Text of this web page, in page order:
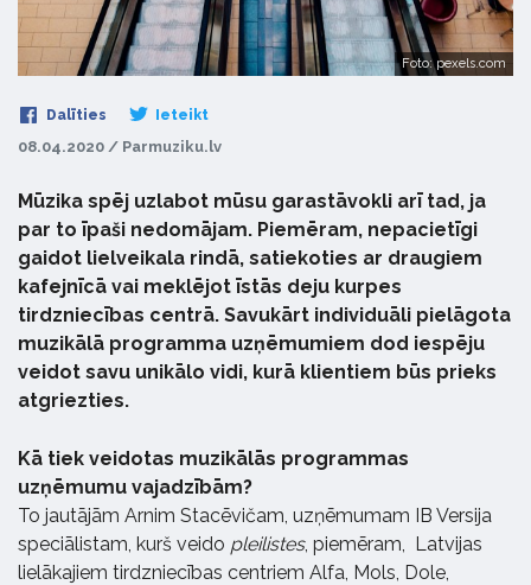
Foto: pexels.com
Dalīties Ieteikt
08.04.2020 / Parmuziku.lv
Mūzika spēj uzlabot mūsu garastāvokli arī tad, ja
par to īpaši nedomājam. Piemēram, nepacietīgi
gaidot lielveikala rindā, satiekoties ar draugiem
kafejnīcā vai meklējot īstās deju kurpes
tirdzniecības centrā. Savukārt individuāli pielāgota
muzikālā programma uzņēmumiem dod iespēju
veidot savu unikālo vidi, kurā klientiem būs prieks
atgriezties.
Kā tiek veidotas muzikālās programmas
uzņēmumu vajadzībām?
To jautājām Arnim Stacēvičam, uzņēmumam IB Versija
speciālistam, kurš veido pleilistes, piemēram, Latvijas
lielākajiem tirdzniecības centriem Alfa, Mols, Dole,